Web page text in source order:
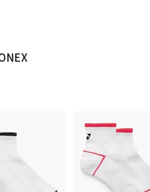
アサッカースパイク
ウェア
商品
ーボール
少年軟式バット
野球スパイク・
少年野球スパ
野球ウェア
ラ
テ
野